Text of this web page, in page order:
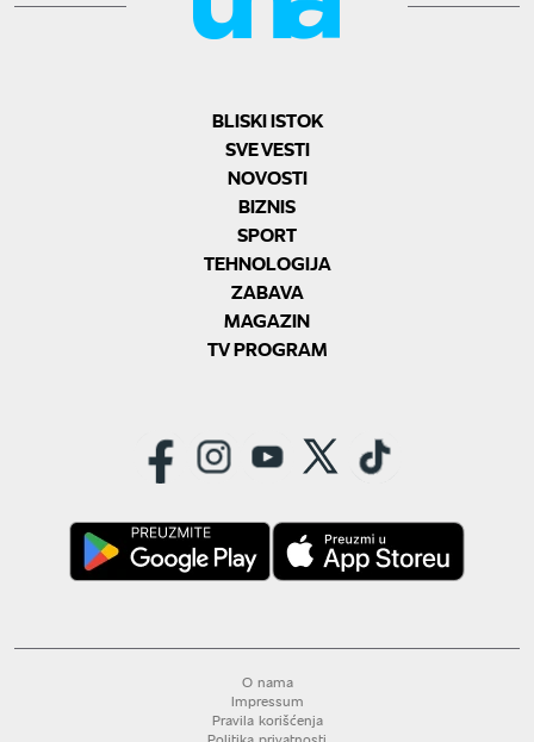
BLISKI ISTOK
SVE VESTI
NOVOSTI
BIZNIS
SPORT
TEHNOLOGIJA
ZABAVA
MAGAZIN
TV PROGRAM
O nama
Impressum
Pravila korišćenja